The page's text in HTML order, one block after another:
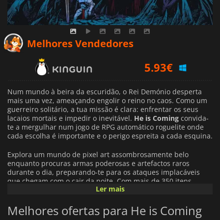
Melhores Vendedores
6.34€
6.19€
Num mundo à beira da escuridão, o Rei Demónio desperta
mais uma vez, ameaçando engolir o reino no caos. Como um
guerreiro solitário, a tua missão é clara: enfrentar os seus
lacaios mortais e impedir o inevitável. He is Coming convida-
te a mergulhar num jogo de RPG automático roguelite onde
cada escolha é importante e o perigo espreita a cada esquina.
Explora um mundo de pixel art assombrosamente belo
enquanto procuras armas poderosas e artefactos raros
durante o dia, preparando-te para os ataques implacáveis
que chegam com o cair da noite. Com mais de 350 itens
únicos à tua disposição, cada corrida oferece novas formas de
enfrentar uma nova lista de mais de 30 chefes formidáveis.
Cada inimigo apresenta desafios distintos que exigem um
Ler mais
Melhores ofertas para He is Coming